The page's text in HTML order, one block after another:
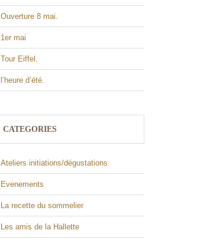
Ouverture 8 mai.
1er mai
Tour Eiffel.
l’heure d’été.
CATEGORIES
Ateliers initiations/dégustations
Evenements
La recette du sommelier
Les amis de la Hallette